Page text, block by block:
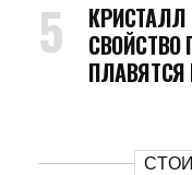
СВОЙСТВО
ПЛАВЯТСЯ